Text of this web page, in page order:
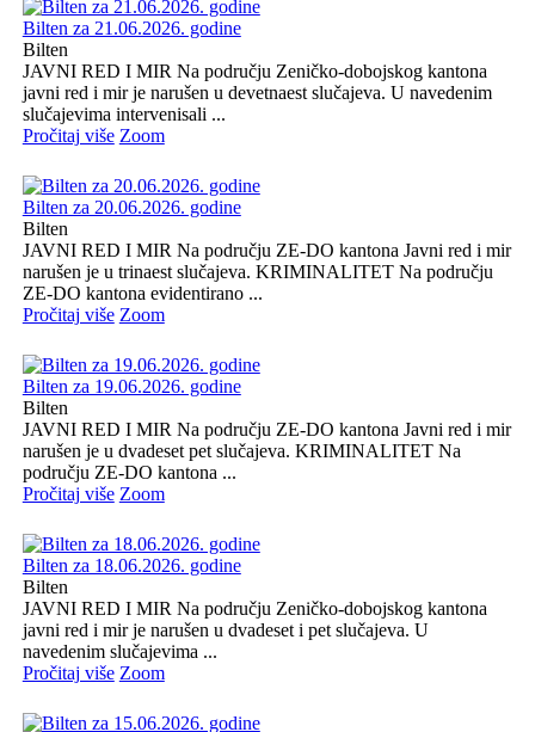
Bilten za 21.06.2026. godine
Bilten
JAVNI RED I MIR Na području Zeničko-dobojskog kantona
javni red i mir je narušen u devetnaest slučajeva. U navedenim
slučajevima intervenisali ...
Pročitaj više Zoom
Bilten za 20.06.2026. godine
Bilten
JAVNI RED I MIR Na području ZE-DO kantona Javni red i mir
narušen je u trinaest slučajeva. KRIMINALITET Na području
ZE-DO kantona evidentirano ...
Pročitaj više Zoom
Bilten za 19.06.2026. godine
Bilten
JAVNI RED I MIR Na području ZE-DO kantona Javni red i mir
narušen je u dvadeset pet slučajeva. KRIMINALITET Na
području ZE-DO kantona ...
Pročitaj više Zoom
Bilten za 18.06.2026. godine
Bilten
JAVNI RED I MIR Na području Zeničko-dobojskog kantona
javni red i mir je narušen u dvadeset i pet slučajeva. U
navedenim slučajevima ...
Pročitaj više Zoom